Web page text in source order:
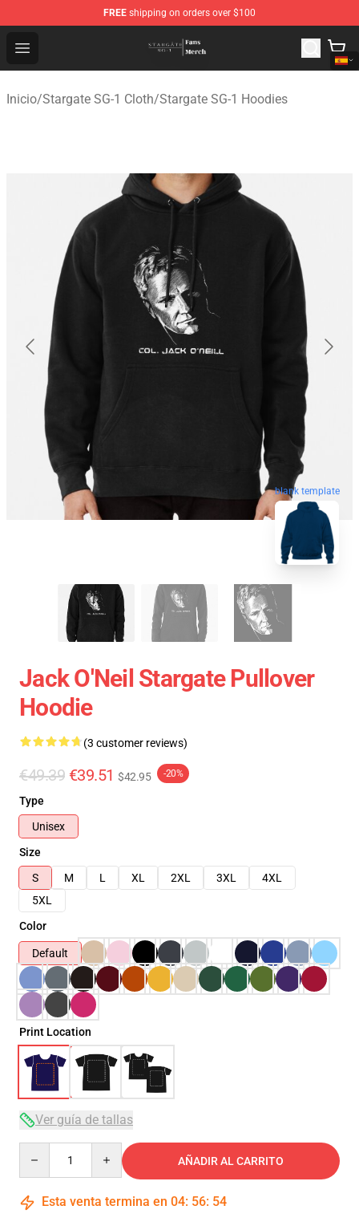
FREE shipping on orders over $100
Open menu
Stargate SG-1 Store - Official Stargate SG-1
Inicio/Stargate SG-1 Cloth/Stargate SG-1 Hoodies
blank template
Jack O'Neil Stargate Pullover
Hoodie
(3 customer reviews)
€49.39 €39.51 $42.95 -20%
Type
Unisex
Size
S
M L XL 2XL 3XL
4XL
5XL
Color
Default
Print Location
Ver guía de tallas
AÑADIR AL CARRITO
Esta venta termina en 04: 56: 54